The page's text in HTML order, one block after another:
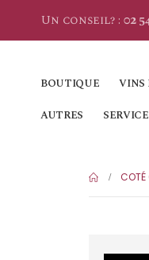
Un conseil? : 02
BOUTIQUE VINS
AUTRES
COTÉ